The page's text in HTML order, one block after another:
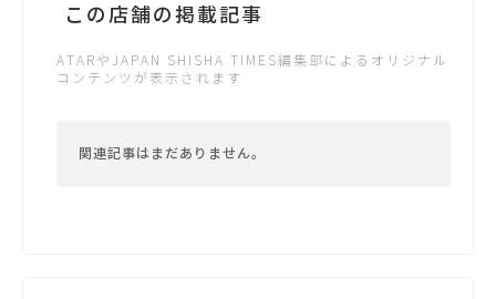
この店舗の掲載記事
ATARやJAPAN SHISHA TIMES編集部によるオリジナル
コンテンツが表示されます
関連記事はまだありません。